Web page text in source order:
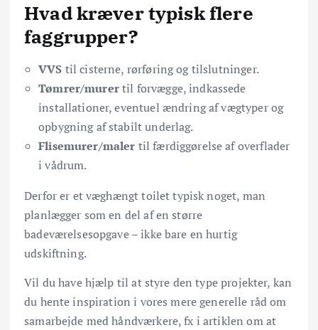
Hvad kræver typisk flere
faggrupper?
VVS til cisterne, rørføring og tilslutninger.
Tømrer/murertil forvægge, indkassede
installationer, eventuel ændring af vægtyper og
opbygning af stabilt underlag.
Flisemurer/maler til færdiggørelse af overflader
i vådrum.
Derfor er et væghængt toilet typisk noget, man
planlægger som en del af en større
badeværelsesopgave – ikke bare en hurtig
udskiftning.
Vil du have hjælp til at styre den type projekter, kan
du hente inspiration i vores mere generelle råd om
samarbejde med håndværkere, fx i artiklen om at